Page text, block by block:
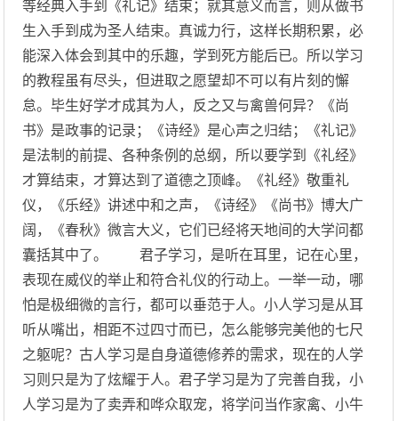
等经典入手到《礼记》结束；就其意义而言，则从做书
生入手到成为圣人结束。真诚力行，这样长期积累，必
能深入体会到其中的乐趣，学到死方能后已。所以学习
的教程虽有尽头，但进取之愿望却不可以有片刻的懈
怠。毕生好学才成其为人，反之又与禽兽何异？《尚
书》是政事的记录；《诗经》是心声之归结；《礼记》
是法制的前提、各种条例的总纲，所以要学到《礼经》
才算结束，才算达到了道德之顶峰。《礼经》敬重礼
仪，《乐经》讲述中和之声，《诗经》《尚书》博大广
阔，《春秋》微言大义，它们已经将天地间的大学问都
囊括其中了。 君子学习，是听在耳里，记在心里，
表现在威仪的举止和符合礼仪的行动上。一举一动，哪
怕是极细微的言行，都可以垂范于人。小人学习是从耳
听从嘴出，相距不过四寸而已，怎么能够完美他的七尺
之躯呢？古人学习是自身道德修养的需求，现在的人学
习则只是为了炫耀于人。君子学习是为了完善自我，小
人学习是为了卖弄和哗众取宠，将学问当作家禽、小牛